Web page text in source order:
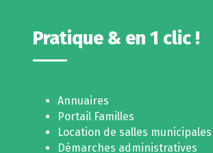
Pratique & en 1 clic !
Annuaires
Portail Familles
Location de salles municipales
Démarches administratives